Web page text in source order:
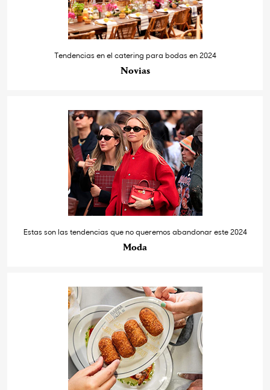
Tendencias en el catering para bodas en 2024
Novias
Estas son las tendencias que no queremos abandonar este 2024
Moda